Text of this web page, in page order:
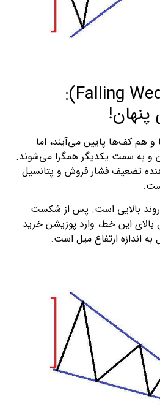
میل نزولی (Falling Wedge):
هم کف‌ها پایین می‌آیند، اما
و به سمت یکدیگر همگرا می‌شوند.
تضعیف فشار فروش و پتانسیل
بالایی است. پس از شکست
این خط، وارد پوزیشن خرید
اندازه ارتفاع میل است.